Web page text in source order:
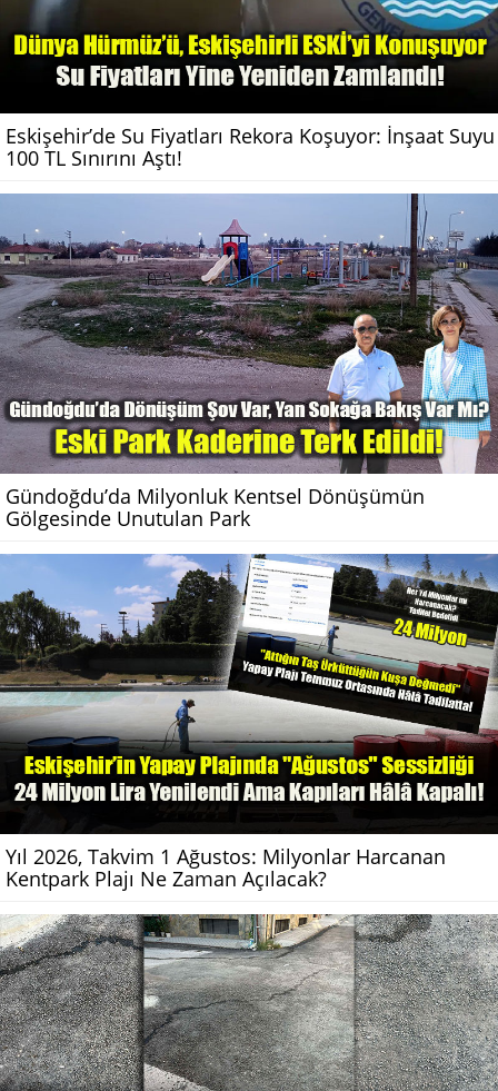
Eskişehir’de Su Fiyatları Rekora Koşuyor: İnşaat Suyu
100 TL Sınırını Aştı!
Gündoğdu’da Milyonluk Kentsel Dönüşümün
Gölgesinde Unutulan Park
Yıl 2026, Takvim 1 Ağustos: Milyonlar Harcanan
Kentpark Plajı Ne Zaman Açılacak?